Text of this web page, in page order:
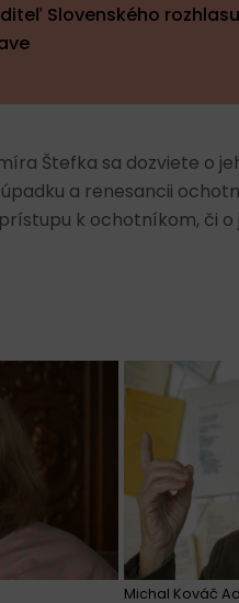
Slovenského
Štefka sa dozviete o
a renesancii
k ochotníkom, či
Michal Kováč